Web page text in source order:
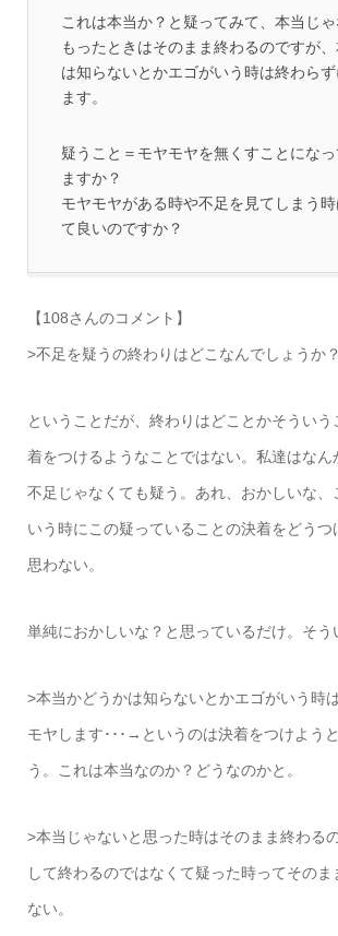
これは本当か？と疑ってみて、本当じ
もったときはそのまま終わるのですが
は知らないとかエゴがいう時は終わら
ます。
疑うこと＝モヤモヤを無くすことにな
ますか？
モヤモヤがある時や不足を見てしまう
て良いのですか？
【108さんのコメント】
>不足を疑うの終わりはどこなんでしょうか？
ということだが、終わりはどことかそうい
着をつけるようなことではない。私達はなん
不足じゃなくても疑う。あれ、おかしいな、
いう時にこの疑っていることの決着をどうつ
思わない。
単純におかしいな？と思っているだけ。そう
>本当かどうかは知らないとかエゴがいう時
モヤします･･･→というのは決着をつけよう
う。これは本当なのか？どうなのかと。
>本当じゃないと思った時はそのまま終わる
して終わるのではなくて疑った時ってそのま
ない。